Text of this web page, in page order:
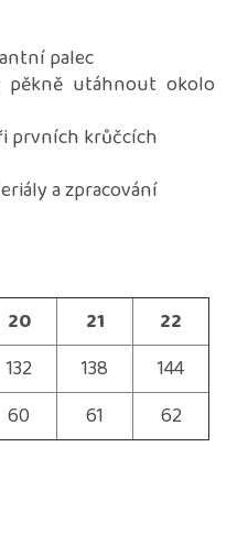
palec
utáhnout okolo
prvních krůčcích
a zpracování
20 21
22
132 138
144
60 61 62